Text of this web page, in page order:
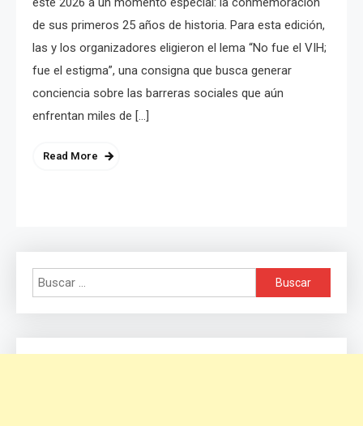
de sus primeros 25 años de historia. Para esta edición,
las y los organizadores eligieron el lema “No fue el VIH;
fue el estigma”, una consigna que busca generar
conciencia sobre las barreras sociales que aún
enfrentan miles de […]
Read More
Buscar: